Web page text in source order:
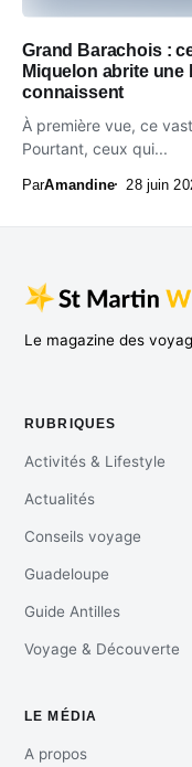
Grand Barachois :
Miquelon abrite
connaissent
À première vue, ce
Pourtant, ceux qui...
ParAmandine 28 juin
Le magazine des
RUBRIQUES
Activités & Lifestyle
Actualités
Conseils voyage
Guadeloupe
Guide Antilles
Voyage & Découverte
LE MÉDIA
A propos